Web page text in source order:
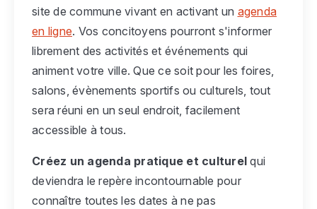
site de commune vivant en activant un agenda
en ligne. Vos concitoyens pourront s'informer
librement des activités et événements qui
animent votre ville. Que ce soit pour les foires,
salons, évènements sportifs ou culturels, tout
sera réuni en un seul endroit, facilement
accessible à tous.
Créez un agenda pratique et culturel qui
deviendra le repère incontournable pour
connaître toutes les dates à ne pas